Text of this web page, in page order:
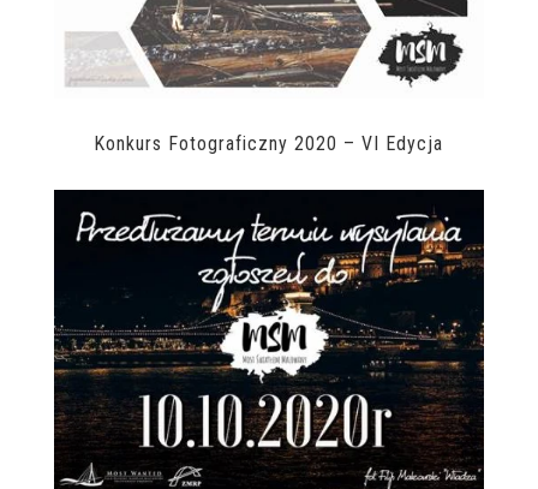
Konkurs Fotograficzny 2020 – VI Edycja